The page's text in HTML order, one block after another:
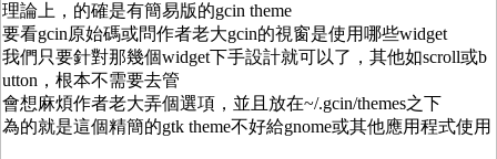
理論上，的確是有簡易版的gcin theme
要看gcin原始碼或問作者老大gcin的視窗是使用哪些widget
我們只要針對那幾個widget下手設計就可以了，其他如scroll或b
utton，根本不需要去管
會想麻煩作者老大弄個選項，並且放在~/.gcin/themes之下
為的就是這個精簡的gtk theme不好給gnome或其他應用程式使用